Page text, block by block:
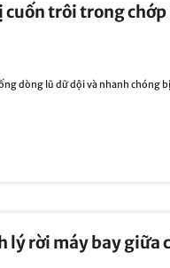
cuốn trôi trong
dòng lũ dữ dội và nhanh chóng
lý rời máy bay giữa